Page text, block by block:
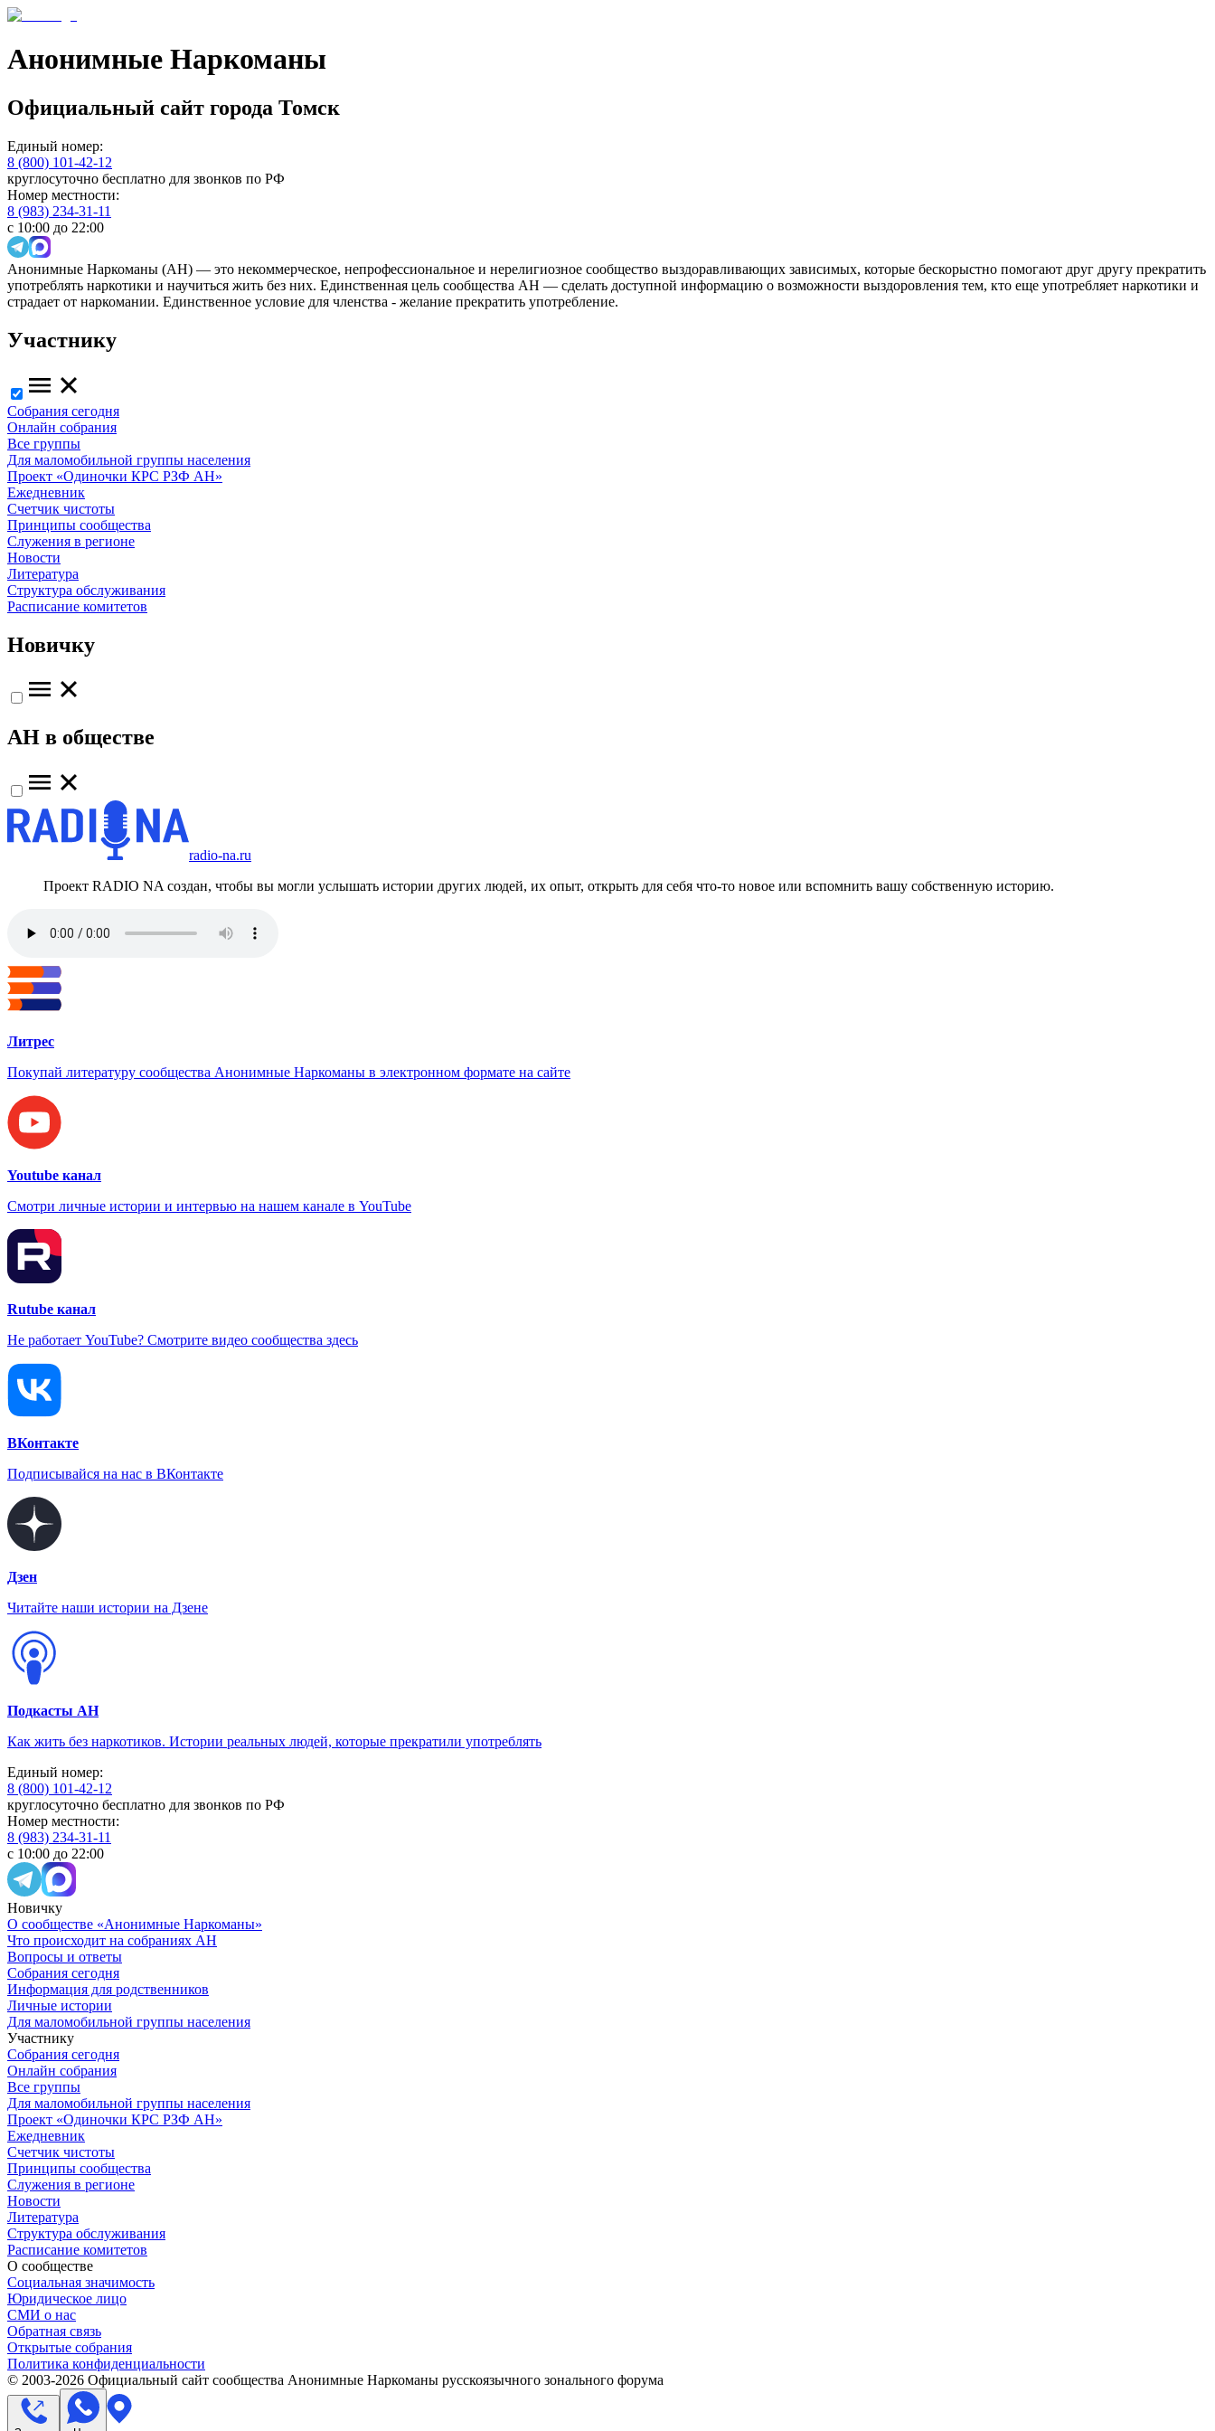
Анонимные Наркоманы
Официальный сайт города Томск
Единый номер:
8 (800) 101-42-12
круглосуточно бесплатно для звонков по РФ
Номер местности:
8 (983) 234-31-11
с 10:00 до 22:00
Анонимные Наркоманы (АН) — это некоммерческое, непрофессиональное и нерелигиозное сообщество выздоравливающих зависимых, которые бескорыстно помогают друг другу прекратить
употреблять наркотики и научиться жить без них. Единственная цель сообщества АН — сделать доступной информацию о возможности выздоровления тем, кто еще употребляет наркотики и
страдает от наркомании. Единственное условие для членства - желание прекратить употребление.
Участнику
Собрания сегодня
Онлайн собрания
Все группы
Для маломобильной группы населения
Проект «Одиночки КРС РЗФ АН»
Ежедневник
Счетчик чистоты
Принципы сообщества
Служения в регионе
Новости
Литература
Структура обслуживания
Расписание комитетов
Новичку
АН в обществе
radio-na.ru
Проект RADIO NA создан, чтобы вы могли услышать истории других людей, их опыт, открыть для себя что-то новое или вспомнить вашу собственную историю.
Литрес
Покупай литературу сообщества Анонимные Наркоманы в электронном формате на сайте
Youtube канал
Смотри личные истории и интервью на нашем канале в YouTube
Rutube канал
Не работает YouTube? Смотрите видео сообщества здесь
ВКонтакте
Подписывайся на нас в ВКонтакте
Дзен
Читайте наши истории на Дзене
Подкасты АН
Как жить без наркотиков. Истории реальных людей, которые прекратили употреблять
Единый номер:
8 (800) 101-42-12
круглосуточно бесплатно для звонков по РФ
Номер местности:
8 (983) 234-31-11
с 10:00 до 22:00
Новичку
О сообществе «Анонимные Наркоманы»
Что происходит на собраниях АН
Вопросы и ответы
Собрания сегодня
Информация для родственников
Личные истории
Для маломобильной группы населения
Участнику
Собрания сегодня
Онлайн собрания
Все группы
Для маломобильной группы населения
Проект «Одиночки КРС РЗФ АН»
Ежедневник
Счетчик чистоты
Принципы сообщества
Служения в регионе
Новости
Литература
Структура обслуживания
Расписание комитетов
О сообществе
Социальная значимость
Юридическое лицо
СМИ о нас
Обратная связь
Открытые собрания
Политика конфиденциальности
© 2003-2026 Официальный сайт сообщества Анонимные Наркоманы русскоязычного зонального форума